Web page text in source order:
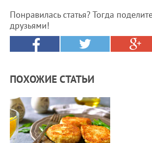
Понравилась статья? Тогда
друзьями!
ПОХОЖИЕ СТАТЬИ